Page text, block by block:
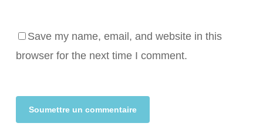
Save my name, email, and website in this
browser for the next time I comment.